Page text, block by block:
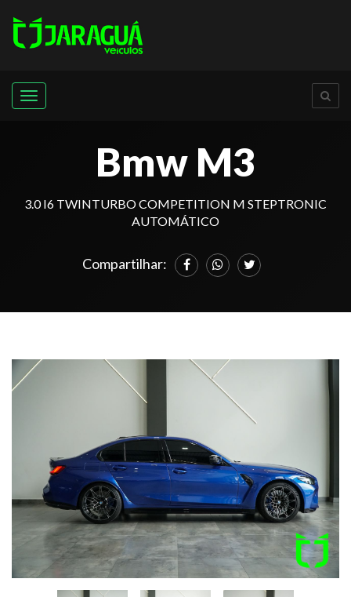
Menu
Bmw M3
3.0 I6 TWINTURBO COMPETITION M STEPTRONIC
AUTOMÁTICO
Compartilhar: